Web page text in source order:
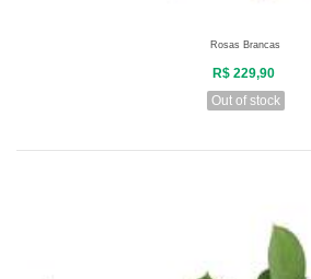
Rosas Brancas
R$ 229,90
Out of stock